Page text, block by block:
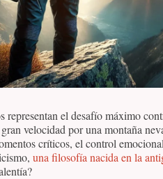
representan el desafío máximo
velocidad por una montaña
críticos, el control
una filosofía nacida en la